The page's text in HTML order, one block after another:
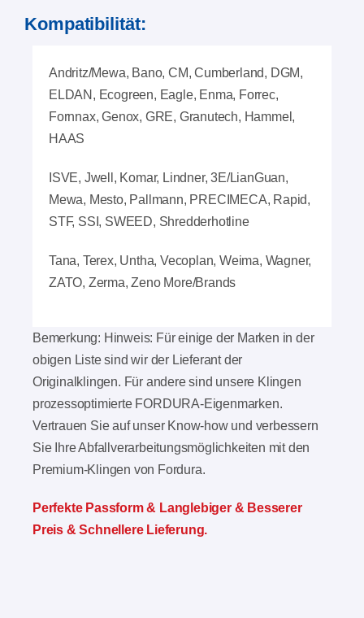
Kompatibilität:
Andritz/Mewa, Bano, CM, Cumberland, DGM,
ELDAN, Ecogreen, Eagle, Enma, Forrec,
Fornnax, Genox, GRE, Granutech, Hammel,
HAAS
ISVE, Jwell, Komar, Lindner, 3E/LianGuan,
Mewa, Mesto, Pallmann, PRECIMECA, Rapid,
STF, SSI, SWEED, Shredderhotline
Tana, Terex, Untha, Vecoplan, Weima, Wagner,
ZATO, Zerma, Zeno More/Brands
Bemerkung: Hinweis: Für einige der Marken in der
obigen Liste sind wir der Lieferant der
Originalklingen. Für andere sind unsere Klingen
prozessoptimierte FORDURA-Eigenmarken.
Vertrauen Sie auf unser Know-how und verbessern
Sie Ihre Abfallverarbeitungsmöglichkeiten mit den
Premium-Klingen von Fordura.
Perfekte Passform & Langlebiger & Besserer
Preis & Schnellere Lieferung.